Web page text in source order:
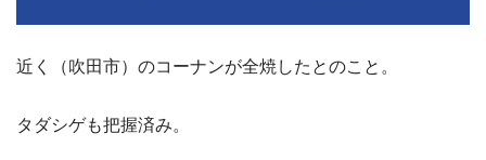
近く（吹田市）のコーナンが全焼したとのこと。
タダシゲも把握済み。